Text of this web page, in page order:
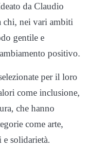
da Claudio
chi, nei vari ambiti
gentile e
positivo.
per il loro
come inclusione,
che hanno
come arte,
solidarietà.